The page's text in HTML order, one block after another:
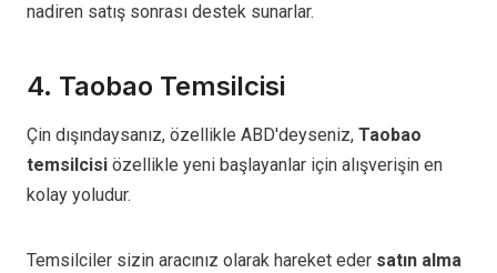
nadiren satış sonrası destek sunarlar.
4. Taobao Temsilcisi
Çin dışındaysanız, özellikle ABD'deyseniz, Taobao
temsilcisi özellikle yeni başlayanlar için alışverişin en
kolay yoludur.
Temsilciler sizin aracınız olarak hareket eder satın alma